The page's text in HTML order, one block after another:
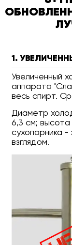
1.
Увеличенный
аппарата
весь спирт.
Диаметр
6,3 см; высота
сухопарника
взглядом.